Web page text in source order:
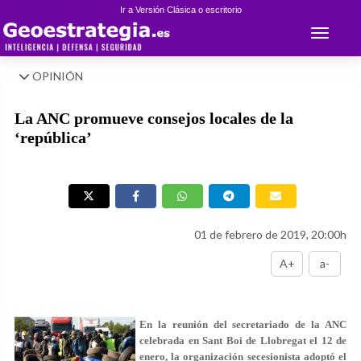
Ir a Versión Clásica o escritorio
Toggle
OPINIÓN
La ANC promueve consejos locales de la
‘república’
01 de febrero de 2019, 20:00h
A+ a-
En la reunión del secretariado de la ANC
celebrada en Sant Boi de Llobregat el 12 de
enero, la organización secesionista adoptó el